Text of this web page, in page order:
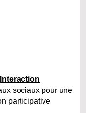
Interaction
sociaux pour une
participative